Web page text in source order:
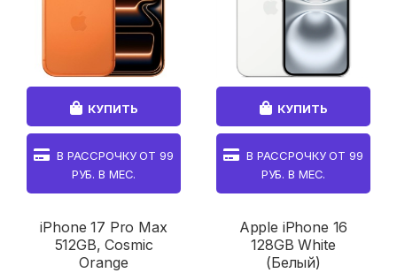
КУПИТЬ
В РАССРОЧКУ ОТ 99
РУБ. В МЕС.
iPhone 17 Pro Max
512GB, Cosmic
Orange
КУПИТЬ
В РАССРОЧКУ ОТ 99
РУБ. В МЕС.
Apple iPhone 16
128GB White
(Белый)